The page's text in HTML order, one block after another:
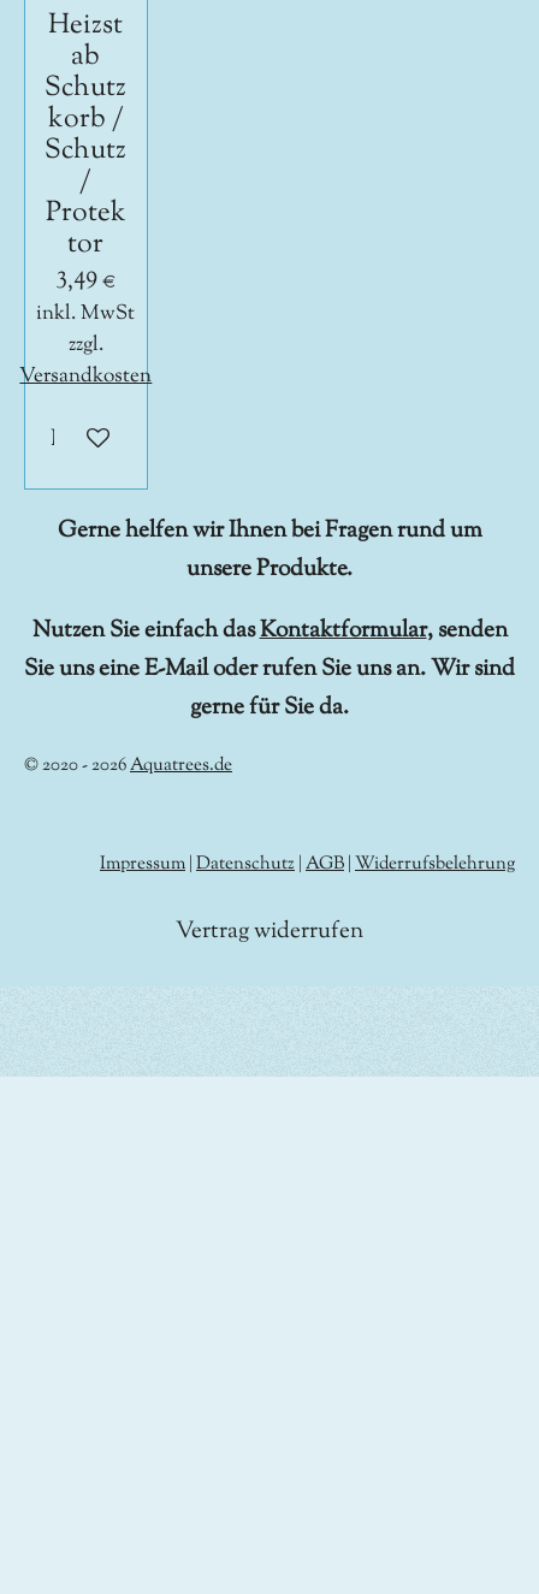
Heizst
ab
Schutz
korb /
Schutz
/
Protek
tor
3,49 €
inkl. MwSt
zzgl.
Versandkosten
In den Warenkorb
Gerne helfen wir Ihnen bei Fragen rund um
unsere Produkte.
Nutzen Sie einfach dasKontaktformular, senden
Sie uns eine E-Mail oder rufen Sie uns an. Wir sind
gerne für Sie da.
© 2020 - 2026Aquatrees.de
Impressum Datenschutz AGB Widerrufsbelehrung
Vertrag widerrufen